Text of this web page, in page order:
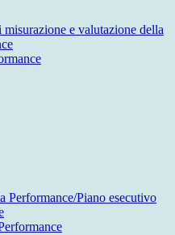
misurazione e valutazione della
Performance/Piano esecutivo